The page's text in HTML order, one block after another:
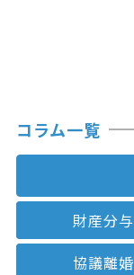
コラム一覧
財産分与
協議離婚